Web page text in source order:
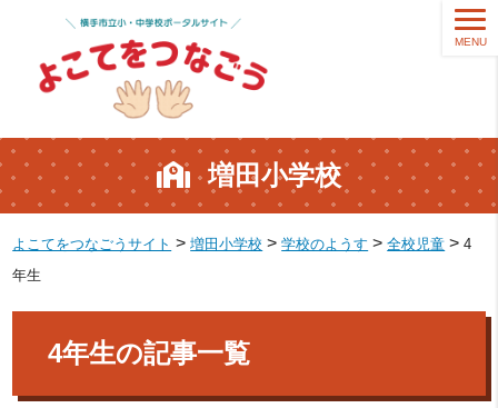
増田小学校
MENU
よこてをつなごうサイト >増田小学校 >学校のようす >全校児童 >4
年生
4年生の記事一覧